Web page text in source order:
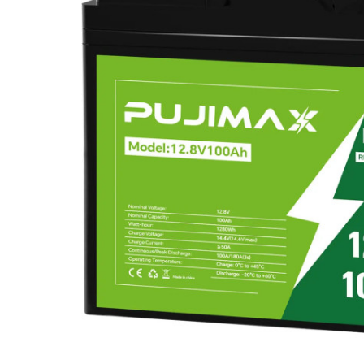
Жорсткі диски та SSD
Кулери та системи охолодження
Кошики та салазки для жорстких дисків
Інші комплектуючі
Заглушки для корпусів